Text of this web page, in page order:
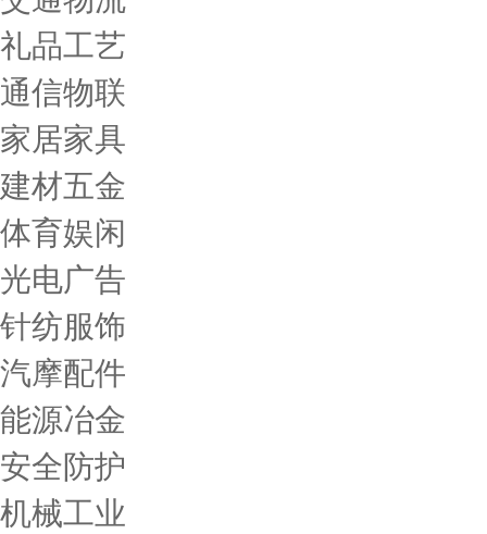
礼品工艺
通信物联
家居家具
建材五金
体育娱闲
光电广告
针纺服饰
汽摩配件
能源冶金
安全防护
机械工业